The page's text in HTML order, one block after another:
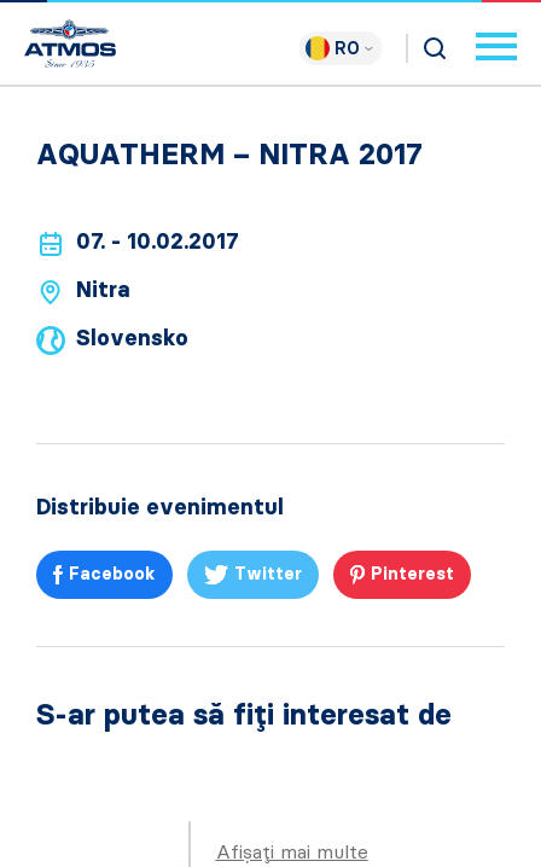
RO
AQUATHERM – NITRA 2017
07. - 10.02.2017
Nitra
Slovensko
Distribuie evenimentul
Facebook Twitter Pinterest
S-ar putea să fiți interesat de
Afișați mai multe